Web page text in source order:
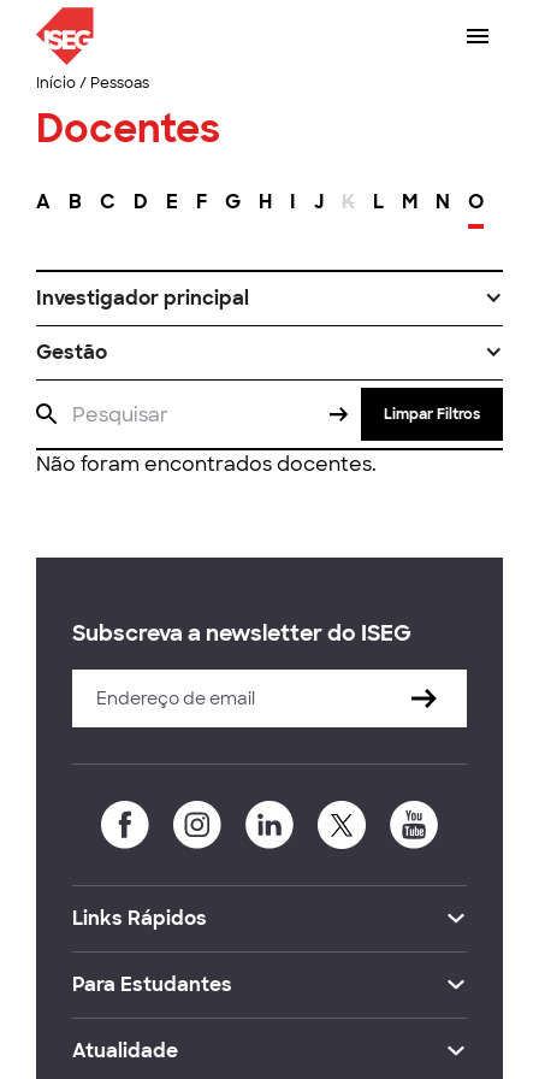
Início/ Pessoas
Docentes
A B C D E F G H I J K L M N O
Investigador principal
Gestão
Limpar Filtros
Não foram encontrados docentes.
Subscreva a newsletter do ISEG
Links Rápidos
Para Estudantes
Atualidade